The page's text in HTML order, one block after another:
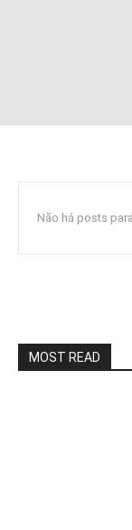
Não há posts
MOST READ